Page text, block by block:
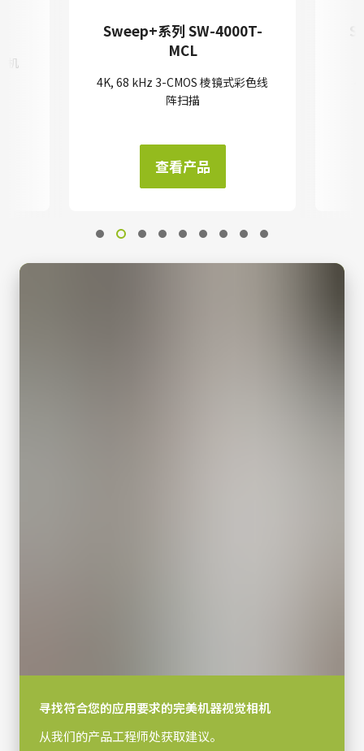
机
Sweep+系列 SW-4000T-
MCL
4K, 68 kHz 3-CMOS 棱镜式彩色线
阵扫描
查看产品
寻找符合您的应用要求的完美机器视觉相机
从我们的产品工程师处获取建议。